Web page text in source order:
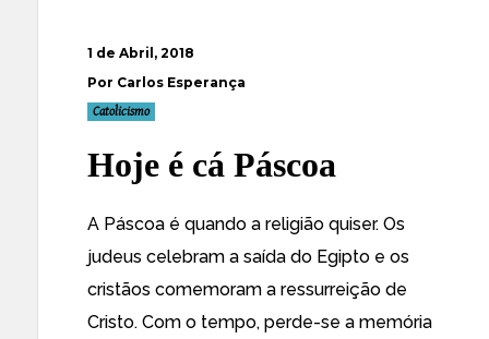
1 de Abril, 2018
Por Carlos Esperança
Catolicismo
Hoje é cá Páscoa
A Páscoa é quando a religião quiser. Os
judeus celebram a saída do Egipto e os
cristãos comemoram a ressurreição de
Cristo. Com o tempo, perde-se a memória